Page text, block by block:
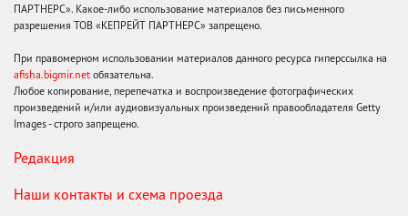
ПАРТНЕРС». Какое-либо использование материалов без письменного
разрешения ТОВ «КЕПРЕЙТ ПАРТНЕРС» запрещено.
При правомерном использовании материалов данного ресурса гиперссылка на
afisha.bigmir.net обязательна.
Любое копирование, перепечатка и воспроизведение фотографических
произведений и/или аудиовизуальных произведений правообладателя Getty
Images - строго запрещено.
Редакция
Наши контакты и схема проезда